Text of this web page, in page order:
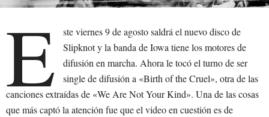
E
ste viernes 9 de agosto saldrá el nuevo disco de
Slipknot y la banda de Iowa tiene los motores de
difusión en marcha. Ahora le tocó el turno de ser
single de difusión a «Birth of the Cruel», otra de las
canciones extraídas de «We Are Not Your Kind». Una de las cosas
que más captó la atención fue que el video en cuestión es de